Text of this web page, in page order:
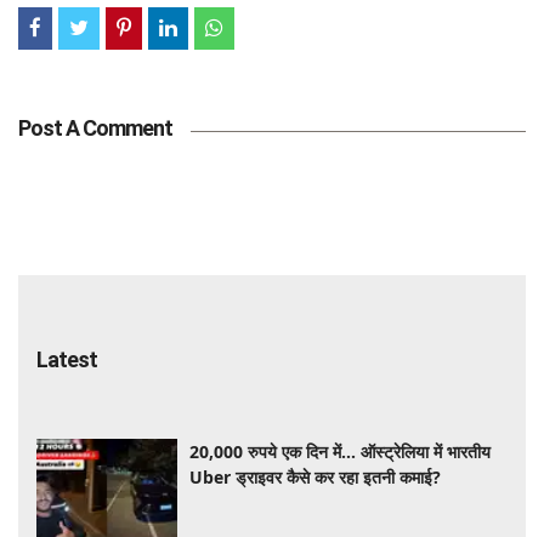
Post A Comment
Latest
20,000 रुपये एक दिन में... ऑस्ट्रेलिया में भारतीय
Uber ड्राइवर कैसे कर रहा इतनी कमाई?